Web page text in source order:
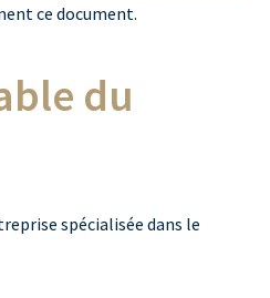
ce document.
du
spécialisée dans le